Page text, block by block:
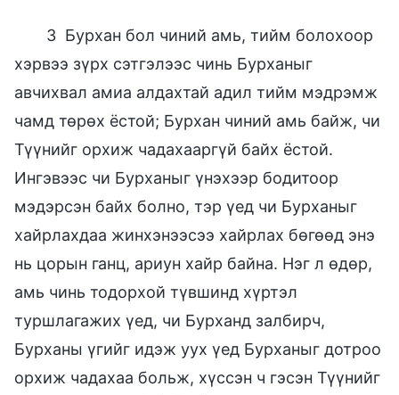
3 Бурхан бол чиний амь, тийм болохоор
хэрвээ зүрх сэтгэлээс чинь Бурханыг
авчихвал амиа алдахтай адил тийм мэдрэмж
чамд төрөх ёстой; Бурхан чиний амь байж, чи
Түүнийг орхиж чадахааргүй байх ёстой.
Ингэвээс чи Бурханыг үнэхээр бодитоор
мэдэрсэн байх болно, тэр үед чи Бурханыг
хайрлахдаа жинхэнээсээ хайрлах бөгөөд энэ
нь цорын ганц, ариун хайр байна. Нэг л өдөр,
амь чинь тодорхой түвшинд хүртэл
туршлагажих үед, чи Бурханд залбирч,
Бурханы үгийг идэж уух үед Бурханыг дотроо
орхиж чадахаа больж, хүссэн ч гэсэн Түүнийг